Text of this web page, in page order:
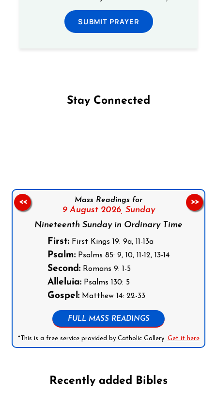
SUBMIT PRAYER
Stay Connected
Mass Readings for
9 August 2026, Sunday
Nineteenth Sunday in Ordinary Time
First: First Kings 19: 9a, 11-13a
Psalm: Psalms 85: 9, 10, 11-12, 13-14
Second: Romans 9: 1-5
Alleluia: Psalms 130: 5
Gospel: Matthew 14: 22-33
FULL MASS READINGS
*This is a free service provided by Catholic Gallery. Get it here
<< >>
Recently added Bibles